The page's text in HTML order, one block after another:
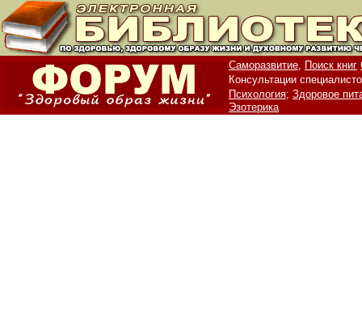
Саморазвитие, Поиск книг
Консультации
Психология; Здоровое
Эзотерика